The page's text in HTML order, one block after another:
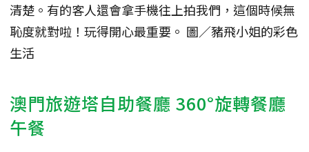
清楚。有的客人還會拿手機往上拍我們，這個時候無
恥度就對啦！玩得開心最重要。 圖／豬飛小姐的彩色
生活
澳門旅遊塔自助餐廳 360°旋轉餐廳
午餐